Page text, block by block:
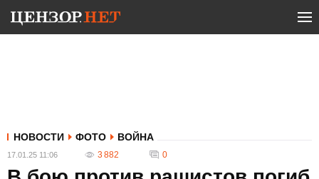
НОВОСТИ ФОТО ВОЙНА
17.01.25 11:06 3 882 0